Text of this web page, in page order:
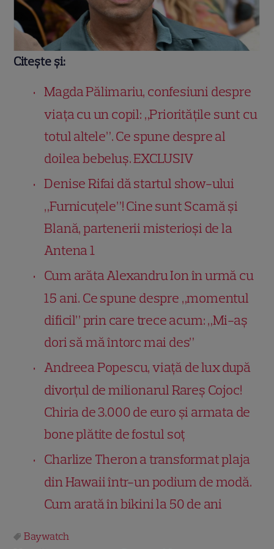
Citește și:
Magda Pălimariu, confesiuni despre
viața cu un copil: „Prioritățile sunt cu
totul altele”. Ce spune despre al
doilea bebeluș. EXCLUSIV
Denise Rifai dă startul show-ului
„Furnicuțele”! Cine sunt Scamă și
Blană, partenerii misterioși de la
Antena 1
Cum arăta Alexandru Ion în urmă cu
15 ani. Ce spune despre „momentul
dificil” prin care trece acum: „Mi-aș
dori să mă întorc mai des”
Andreea Popescu, viață de lux după
divorțul de milionarul Rareș Cojoc!
Chiria de 3.000 de euro și armata de
bone plătite de fostul soț
Charlize Theron a transformat plaja
din Hawaii într-un podium de modă.
Cum arată în bikini la 50 de ani
Baywatch